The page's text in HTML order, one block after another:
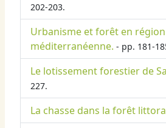
202-203.
Urbanisme et forêt en région
méditerranéenne. - pp. 181-
Le lotissement forestier de
227.
La chasse dans la forêt